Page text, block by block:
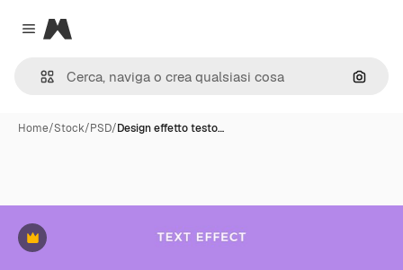
Close menu
Magnific
Cerca
Home/Stock/PSD/Design effetto testo…
Premium